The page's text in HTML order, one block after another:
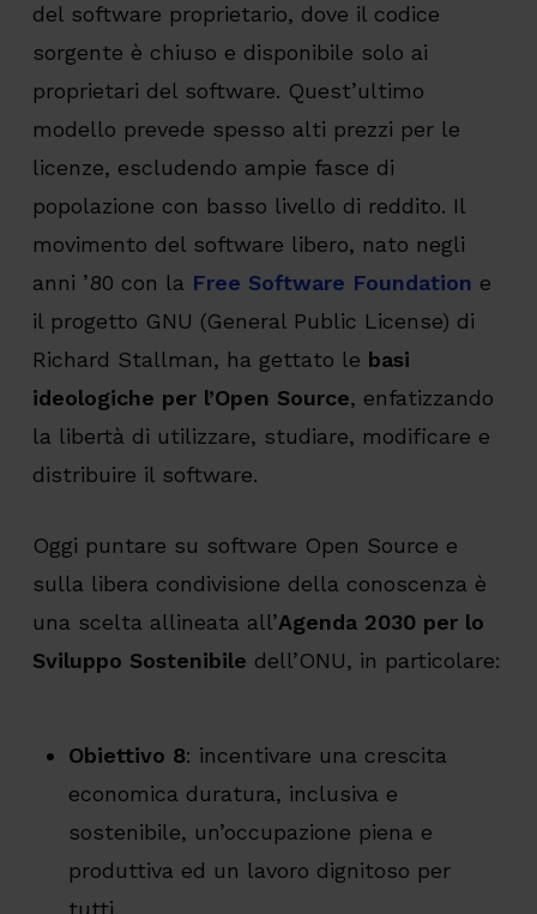
del software proprietario, dove il codice
sorgente è chiuso e disponibile solo ai
proprietari del software. Quest’ultimo
modello prevede spesso alti prezzi per le
licenze, escludendo ampie fasce di
popolazione con basso livello di reddito. Il
movimento del software libero, nato negli
anni ’80 con la Free Software Foundation e
il progetto GNU (General Public License) di
Richard Stallman, ha gettato le basi
ideologiche per l’Open Source, enfatizzando
la libertà di utilizzare, studiare, modificare e
distribuire il software.
Oggi puntare su software Open Source e
sulla libera condivisione della conoscenza è
una scelta allineata all’Agenda 2030 per lo
Sviluppo Sostenibile dell’ONU, in particolare:
Obiettivo 8: incentivare una crescita
economica duratura, inclusiva e
sostenibile, un’occupazione piena e
produttiva ed un lavoro dignitoso per